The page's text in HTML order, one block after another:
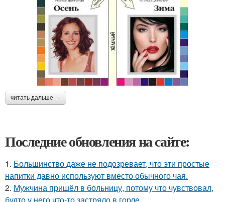
читать дальше →
Последние обновления на сайте:
1. Большинство даже не подозревает, что эти простые
напитки давно используют вместо обычного чая.
2. Мужчина пришёл в больницу, потому что чувствовал,